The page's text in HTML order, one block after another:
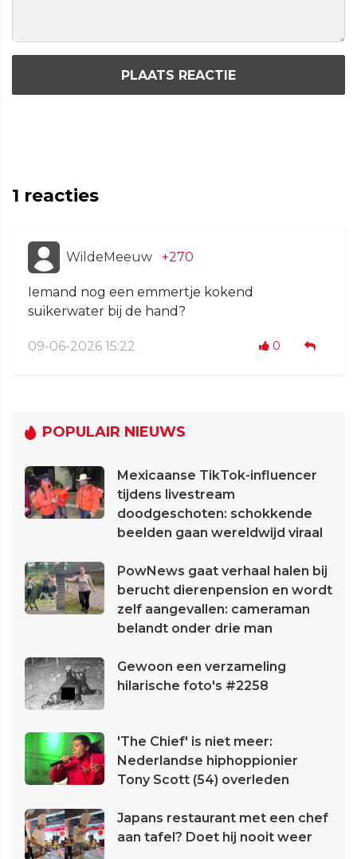
PLAATS REACTIE
1 reacties
WildeMeeuw +270
Iemand nog een emmertje kokend
suikerwater bij de hand?
09-06-2026 15:22 0
POPULAIR NIEUWS
Mexicaanse TikTok-influencer
tijdens livestream
doodgeschoten: schokkende
beelden gaan wereldwijd viraal
PowNews gaat verhaal halen bij
berucht dierenpension en wordt
zelf aangevallen: cameraman
belandt onder drie man
Gewoon een verzameling
hilarische foto's #2258
'The Chief' is niet meer:
Nederlandse hiphoppionier
Tony Scott (54) overleden
Japans restaurant met een chef
aan tafel? Doet hij nooit weer